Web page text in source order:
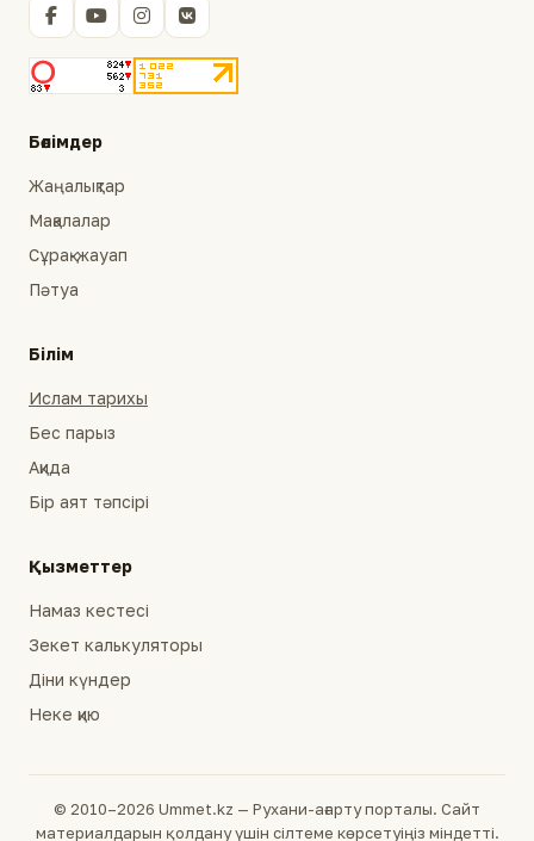
Бөлімдер
Жаңалықтар
Мақалалар
Сұрақ-жауап
Пәтуа
Білім
Ислам тарихы
Бес парыз
Ақида
Бір аят тәпсірі
Қызметтер
Намаз кестесі
Зекет калькуляторы
Діни күндер
Неке қию
© 2010–2026 Ummet.kz — Рухани-ағарту порталы. Сайт
материалдарын қолдану үшін сілтеме көрсетуіңіз міндетті.